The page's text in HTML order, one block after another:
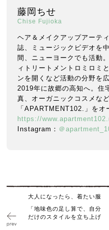
藤岡ちせ
Chise Fujioka
ヘア＆メイクアップアーテ
誌、ミュージックビデオを
間、ニューヨークでも活動
ィトリートメントロミロミ
ンを開くなど活動の分野を
2019年に故郷の高知へ。住
真、オーガニックコスメな
「APARTMENT102.」をオ
https://
Instagram： ＠
大人になったら、着たい服
「地味色の足し算で、自分
だけのスタイルを立ち上げ